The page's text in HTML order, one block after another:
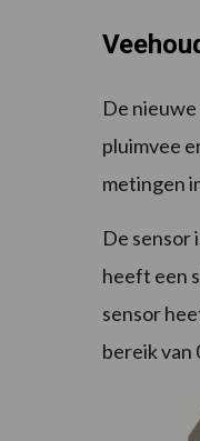
De
pluimvee
metingen
De sensor
heeft een
sensor
bereik van